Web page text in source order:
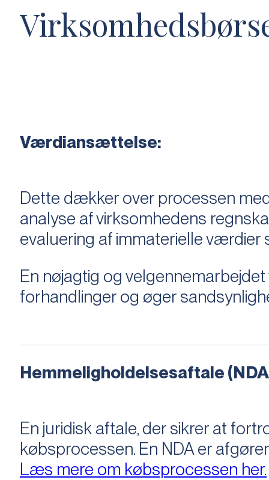
Værdiansættelse:
Dette dækker over processen
analyse af virksomhedens
evaluering af immaterielle
En nøjagtig og
forhandlinger og øger
Hemmeligholdelsesaftale
En juridisk aftale, der sikrer at
købsprocessen​​. En NDA er
Læs mere om købsprocessen her.